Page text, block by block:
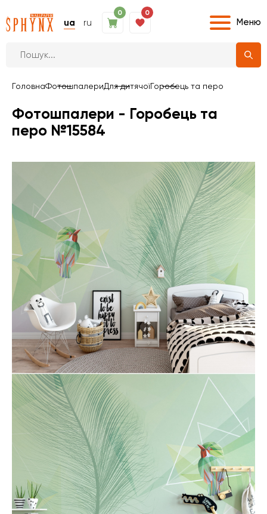
ua ru
0 0
Меню
ГоловнаФотошпалериДля дитячоїГоробець та перо
Фотошпалери - Горобець та
перо №15584